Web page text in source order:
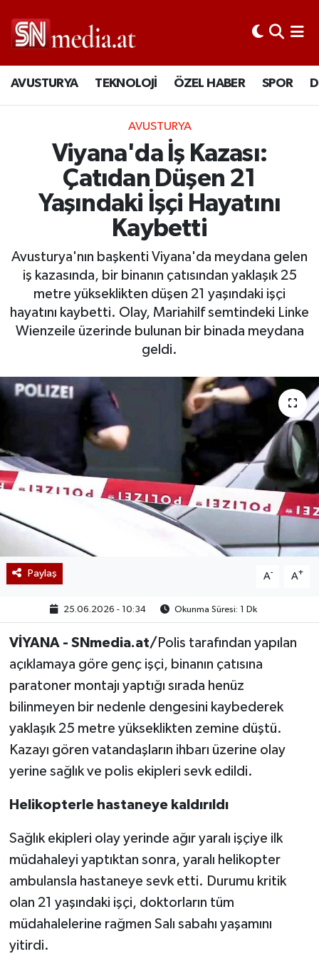
AVUSTURYA TEKNOLOJİ ÖZEL HABER SPOR
AVUSTURYA
Viyana'da İş Kazası:
Çatıdan Düşen 21
Yaşındaki İşçi Hayatını
Kaybetti
Avusturya'nın başkenti Viyana'da meydana gelen
iş kazasında, bir binanın çatısından yaklaşık 25
metre yükseklikten düşen 21 yaşındaki işçi
hayatını kaybetti. Olay, Mariahilf semtindeki Linke
Wienzeile üzerinde bulunan bir binada meydana
geldi.
Paylaş A- A+
25.06.2026 - 10:34 Okunma Süresi: 1 Dk
VİYANA - SNmedia.at/ Polis tarafından yapılan
açıklamaya göre genç işçi, binanın çatısına
paratoner montajı yaptığı sırada henüz
bilinmeyen bir nedenle dengesini kaybederek
yaklaşık 25 metre yükseklikten zemine düştü.
Kazayı gören vatandaşların ihbarı üzerine olay
yerine sağlık ve polis ekipleri sevk edildi.
Helikopterle hastaneye kaldırıldı
Sağlık ekipleri olay yerinde ağır yaralı işçiye ilk
müdahaleyi yaptıktan sonra, yaralı helikopter
ambulansla hastaneye sevk etti. Durumu kritik
olan 21 yaşındaki işçi, doktorların tüm
müdahalelerine rağmen Salı sabahı yaşamını
yitirdi.